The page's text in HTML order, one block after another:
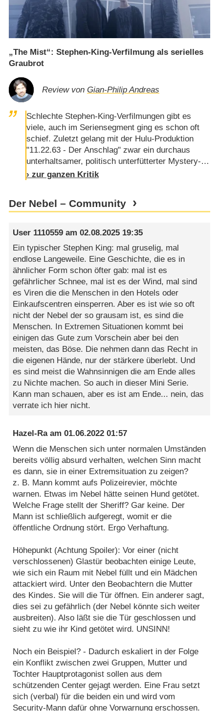
„The Mist“: Stephen-King-Verfilmung als serielles
Graubrot
Review von Gian-Philip Andreas
Schlechte Stephen-King-Verfilmungen gibt es
viele, auch im Seriensegment ging es schon oft
schief. Zuletzt gelang mit der Hulu-Produktion
"11.22.63 - Der Anschlag" zwar ein durchaus
unterhaltsamer, politisch unterfütterter Mystery-
Zeitreisen-Thriller, doch das Zorngeschrei vieler
hören. Grundsätzlich gilt: Man sollte skeptisch
angekündigt wird, zu viel …
› zur ganzen Kritik
Der Nebel – Community
User 1110559 am02.08.2025 19:35
Ein typischer Stephen King: mal gruselig, mal
endlose Langeweile. Eine Geschichte, die es in
ähnlicher Form schon öfter gab: mal ist es
gefährlicher Schnee, mal ist es der Wind, mal sind
es Viren die die Menschen in den Hotels oder
Einkaufscentren einsperren. Aber es ist wie so oft
nicht der Nebel der so grausam ist, es sind die
Menschen. In Extremen Situationen kommt bei
einigen das Gute zum Vorschein aber bei den
meisten, das Böse. Die nehmen dann das Recht in
die eigenen Hände, nur der stärkere überlebt. Und
es sind meist die Wahnsinnigen die am Ende alles
zu Nichte machen. So auch in dieser Mini Serie.
Kann man schauen, aber es ist am Ende... nein, das
verrate ich hier nicht.
Hazel-Raam01.06.2022 01:57
Wenn die Menschen sich unter normalen Umständen
bereits völlig absurd verhalten, welchen Sinn macht
es dann, sie in einer Extremsituation zu zeigen?
z. B. Mann kommt aufs Polizeirevier, möchte
warnen. Etwas im Nebel hätte seinen Hund getötet.
Welche Frage stellt der Sheriff? Gar keine. Der
Mann ist schließlich aufgeregt, womit er die
öffentliche Ordnung stört. Ergo Verhaftung.
Höhepunkt (Achtung Spoiler): Vor einer (nicht
verschlossenen) Glastür beobachten einige Leute,
wie sich ein Raum mit Nebel füllt und ein Mädchen
attackiert wird. Unter den Beobachtern die Mutter
des Kindes. Sie will die Tür öffnen. Ein anderer sagt,
dies sei zu gefährlich (der Nebel könnte sich weiter
ausbreiten). Also läßt sie die Tür geschlossen und
sieht zu wie ihr Kind getötet wird. UNSINN!
Noch ein Beispiel? - Dadurch eskaliert in der Folge
ein Konflikt zwischen zwei Gruppen, Mutter und
Tochter Hauptprotagonist sollen aus dem
schützenden Center gejagt werden. Eine Frau setzt
sich (verbal) für die beiden ein und wird vom
Security-Mann dafür ohne Vorwarnung erschossen.